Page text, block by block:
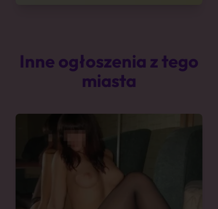
Inne ogłoszenia z tego
miasta